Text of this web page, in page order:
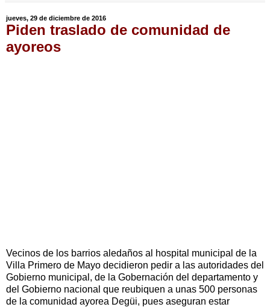
jueves, 29 de diciembre de 2016
Piden traslado de comunidad de
ayoreos
Vecinos de los barrios aledaños al hospital municipal de la
Villa Primero de Mayo decidieron pedir a las autoridades del
Gobierno municipal, de la Gobernación del departamento y
del Gobierno nacional que reubiquen a unas 500 personas
de la comunidad ayorea Degüi, pues aseguran estar